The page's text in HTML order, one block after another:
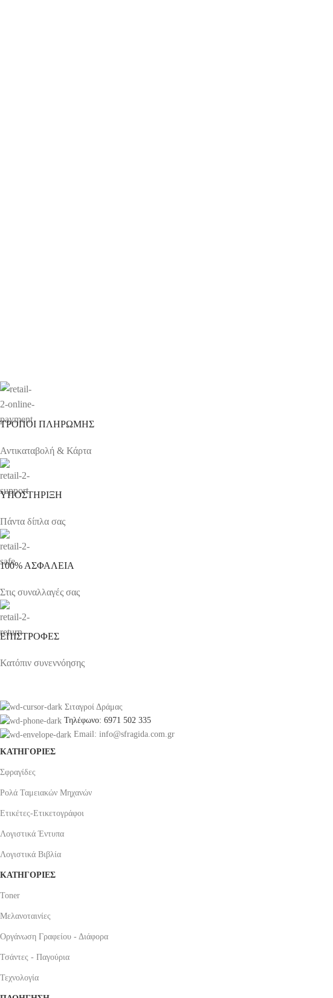
ΤΡΟΠΟΙ ΠΛΗΡΩΜΗΣ
Αντικαταβολή & Κάρτα
ΥΠΟΣΤΗΡΙΞΗ
Πάντα δίπλα σας
100% ΑΣΦΑΛΕΙΑ
Στις συναλλαγές σας
ΕΠΙΣΤΡΟΦΕΣ
Κατόπιν συνεννόησης
Σιταγροί Δράμας
Τηλέφωνο: 6971 502 335
Email: info@sfragida.com.gr
ΚΑΤΗΓΟΡΙΕΣ
Σφραγίδες
Ρολά Ταμειακών Μηχανών
Ετικέτες-Ετικετογράφοι
Λογιστικά Έντυπα
Λογιστικά Βιβλία
ΚΑΤΗΓΟΡΙΕΣ
Toner
Μελανοταινίες
Οργάνωση Γραφείου - Διάφορα
Τσάντες - Παγούρια
Τεχνολογία